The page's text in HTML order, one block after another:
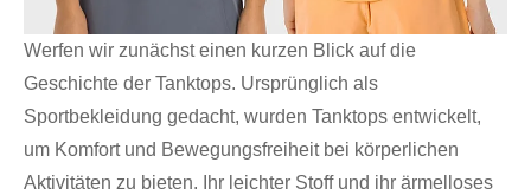
Werfen wir zunächst einen kurzen Blick auf die
Geschichte der Tanktops. Ursprünglich als
Sportbekleidung gedacht, wurden Tanktops entwickelt,
um Komfort und Bewegungsfreiheit bei körperlichen
Aktivitäten zu bieten. Ihr leichter Stoff und ihr ärmelloses